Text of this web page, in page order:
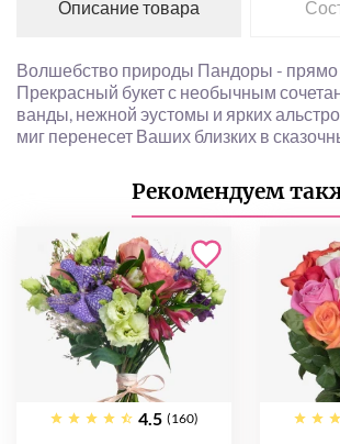
Описание товара
Волшебство природы Пандоры - прямо
Прекрасный букет с необычным
ванды, нежной эустомы и ярких
миг перенесет Ваших близких в
Рекомендуем
4.5 (160)